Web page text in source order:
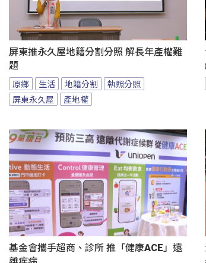
屏東推永久屋地籍分割分照 解長年產權難
題
原鄉 生活 地籍分割
執照分照
屏東永久屋
產地權
基金會攜手超商、診所 推「健康ACE」遠